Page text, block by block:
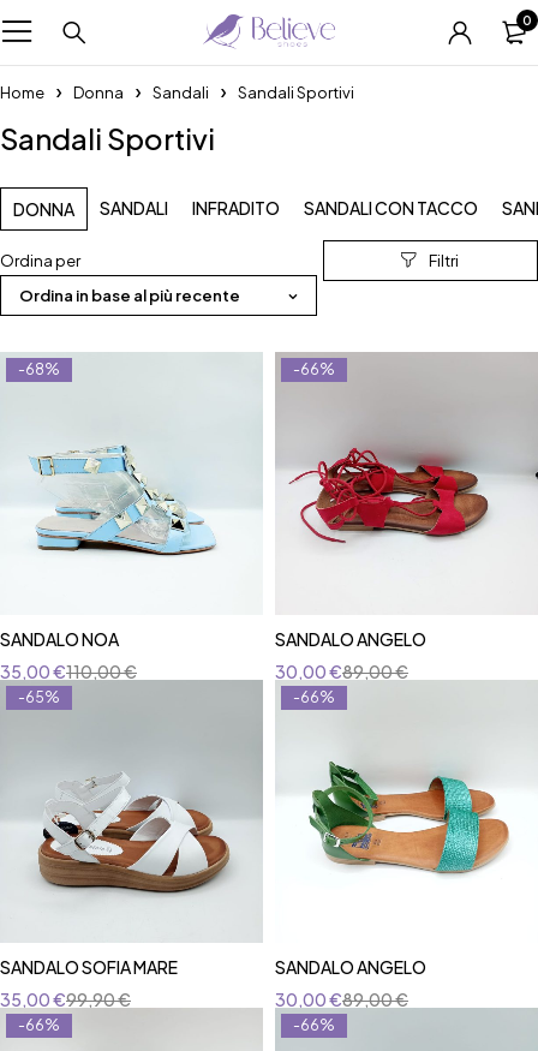
0
Home Donna Sandali Sandali Sportivi
Sandali Sportivi
Ordina per
Ordina in base al più recente
DONNA SANDALI INFRADITO SANDALI CON TACCO
-68%
SANDALO NOA
110,00€
35,00€
-66%
SANDALO ANGELO
89,00€
30,00€
-65%
SANDALO SOFIA MARE
99,90€
35,00€
-66%
SANDALO ANGELO
89,00€
30,00€
-66% -66%